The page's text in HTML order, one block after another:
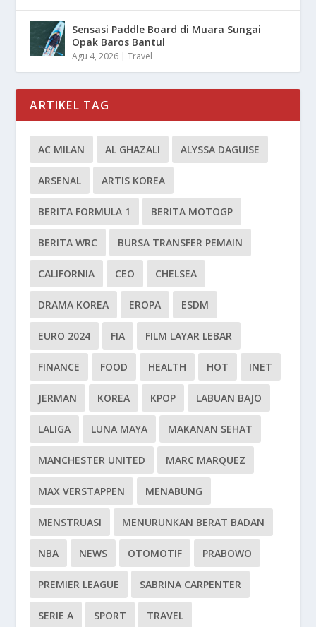
Sensasi Paddle Board di Muara Sungai
Opak Baros Bantul
Agu 4, 2026 |Travel
ARTIKEL TAG
AC MILAN AL GHAZALI ALYSSA DAGUISE
ARSENAL ARTIS KOREA
BERITA FORMULA 1 BERITA MOTOGP
BERITA WRC BURSA TRANSFER PEMAIN
CALIFORNIA CEO CHELSEA
DRAMA KOREA EROPA ESDM
EURO 2024 FIA FILM LAYAR LEBAR
FINANCE FOOD HEALTH HOT INET
JERMAN KOREA KPOP LABUAN BAJO
LALIGA LUNA MAYA MAKANAN SEHAT
MANCHESTER UNITED MARC MARQUEZ
MAX VERSTAPPEN MENABUNG
MENSTRUASI MENURUNKAN BERAT BADAN
NBA NEWS OTOMOTIF PRABOWO
PREMIER LEAGUE SABRINA CARPENTER
SERIE A SPORT TRAVEL